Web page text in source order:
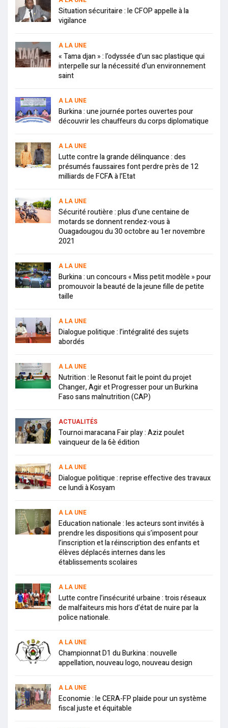
Situation sécuritaire : le CFOP appelle à la
vigilance
A LA UNE
« Tama djan » : l’odyssée d’un sac plastique qui
interpelle sur la nécessité d’un environnement
saint
A LA UNE
Burkina : une journée portes ouvertes pour
découvrir les chauffeurs du corps diplomatique
A LA UNE
Lutte contre la grande délinquance : des
présumés faussaires font perdre près de 12
milliards de FCFA à l’Etat
A LA UNE
Sécurité routière : plus d’une centaine de
motards se donnent rendez-vous à
Ouagadougou du 30 octobre au 1er novembre
2021
A LA UNE
Burkina : un concours « Miss petit modèle » pour
promouvoir la beauté de la jeune fille de petite
taille
A LA UNE
Dialogue politique : l’intégralité des sujets
abordés
A LA UNE
Nutrition : le Resonut fait le point du projet
Changer, Agir et Progresser pour un Burkina
Faso sans malnutrition (CAP)
ACTUALITÉS
Tournoi maracana Fair play : Aziz poulet
vainqueur de la 6è édition
A LA UNE
Dialogue politique : reprise effective des travaux
ce lundi à Kosyam
A LA UNE
Education nationale : les acteurs sont invités à
prendre les dispositions qui s’imposent pour
l’inscription et la réinscription des enfants et
élèves déplacés internes dans les
établissements scolaires
A LA UNE
Lutte contre l’insécurité urbaine : trois réseaux
de malfaiteurs mis hors d’état de nuire par la
police nationale.
A LA UNE
Championnat D1 du Burkina : nouvelle
appellation, nouveau logo, nouveau design
A LA UNE
Economie : le CERA-FP plaide pour un système
fiscal juste et équitable